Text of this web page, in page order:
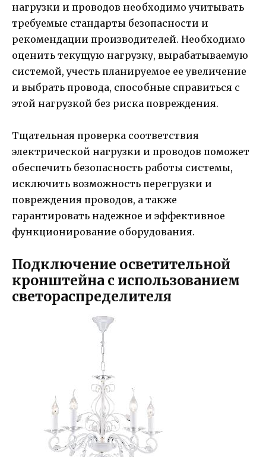
нагрузки и проводов необходимо учитывать
требуемые стандарты безопасности и
рекомендации производителей. Необходимо
оценить текущую нагрузку, вырабатываемую
системой, учесть планируемое ее увеличение
и выбрать провода, способные справиться с
этой нагрузкой без риска повреждения.
Тщательная проверка соответствия
электрической нагрузки и проводов поможет
обеспечить безопасность работы системы,
исключить возможность перегрузки и
повреждения проводов, а также
гарантировать надежное и эффективное
функционирование оборудования.
Подключение осветительной
кронштейна с использованием
светораспределителя